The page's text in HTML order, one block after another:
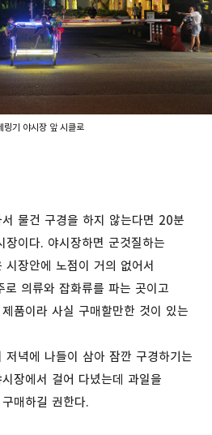
링기 야시장 앞 시클로
물건 구경을 하지 않는다면 20분
이다. 야시장하면 군것질하는
장안에 노점이 거의 없어서
의류와 잡화류를 파는 곳이고
품이라 사실 구매할만한 것이 있는
녁에 나들이 삼아 잠깐 구경하기는
장에서 걸어 다녔는데 과일을
매하길 권한다.